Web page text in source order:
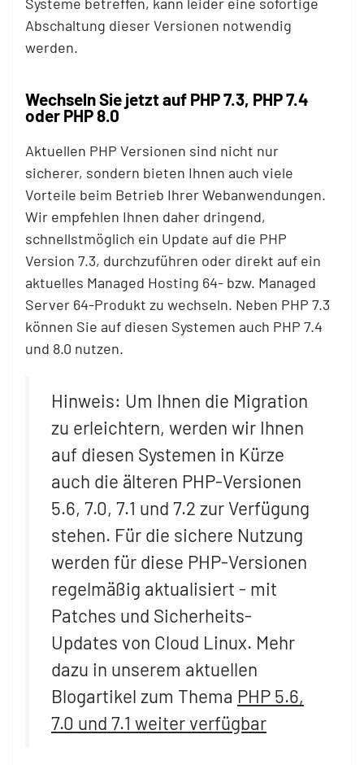
Abschaltung dieser Versionen notwendig
werden.
Wechseln Sie jetzt auf PHP 7.3, PHP 7.4
oder PHP 8.0
Aktuellen PHP Versionen sind nicht nur
sicherer, sondern bieten Ihnen auch viele
Vorteile beim Betrieb Ihrer Webanwendungen.
Wir empfehlen Ihnen daher dringend,
schnellstmöglich ein Update auf die PHP
Version 7.3, durchzuführen oder direkt auf ein
aktuelles Managed Hosting 64- bzw. Managed
Server 64-Produkt zu wechseln. Neben PHP 7.3
können Sie auf diesen Systemen auch PHP 7.4
und 8.0 nutzen.
Hinweis: Um Ihnen die Migration
zu erleichtern, werden wir Ihnen
auf diesen Systemen in Kürze
auch die älteren PHP-Versionen
5.6, 7.0, 7.1 und 7.2 zur Verfügung
stehen. Für die sichere Nutzung
werden für diese PHP-Versionen
regelmäßig aktualisiert - mit
Patches und Sicherheits-
Updates von Cloud Linux. Mehr
dazu in unserem aktuellen
Blogartikel zum Thema PHP 5.6,
7.0 und 7.1 weiter verfügbar